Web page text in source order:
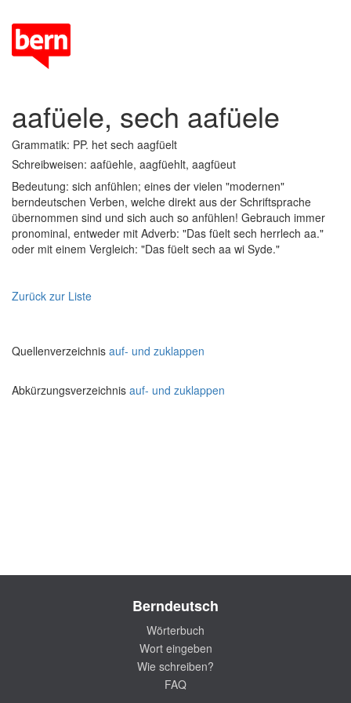
aafüele, sech aafüele
Grammatik: PP. het sech aagfüelt
Schreibweisen: aafüehle, aagfüehlt, aagfüeut
Bedeutung: sich anfühlen; eines der vielen "modernen"
berndeutschen Verben, welche direkt aus der Schriftsprache
übernommen sind und sich auch so anfühlen! Gebrauch immer
pronominal, entweder mit Adverb: "Das füelt sech herrlech aa."
oder mit einem Vergleich: "Das füelt sech aa wi Syde."
Zurück zur Liste
Quellenverzeichnis auf- und zuklappen
Abkürzungsverzeichnis auf- und zuklappen
Berndeutsch
Wörterbuch
Wort eingeben
Wie schreiben?
FAQ